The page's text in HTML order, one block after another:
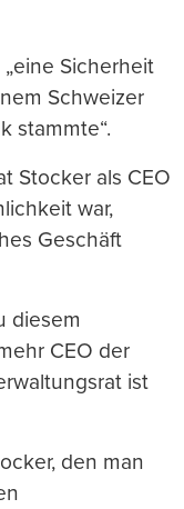
Sicherheit
Schweizer
stammte“.
Stocker als CEO
war,
Geschäft
diesem
CEO der
ist
den man